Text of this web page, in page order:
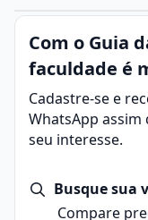
Ele ensina
resposta a
integridade,
Durante o curso,
sobrecriptografia,
sistemas de
legislações.
Eles exploram,
Segurança da
políticas e
e informações
indevido,
Seu objetivo é
integridade e
de acessos e a
A Segurança da
Com o Guia
faculdade é
Cadastre-se e
WhatsApp assim
seu interesse.
Busque sua
Compare